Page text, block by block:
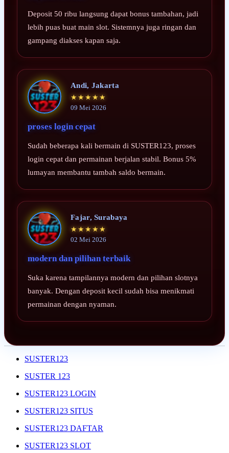
Deposit 50 ribu langsung dapat bonus tambahan, jadi
lebih puas buat main slot. Sistemnya juga ringan dan
gampang diakses kapan saja.
Andi, Jakarta
★★★★★
09 Mei 2026
proses login cepat
Sudah beberapa kali bermain di SUSTER123, proses
login cepat dan permainan berjalan stabil. Bonus 5%
lumayan membantu tambah saldo bermain.
Fajar, Surabaya
★★★★★
02 Mei 2026
modern dan pilihan terbaik
Suka karena tampilannya modern dan pilihan slotnya
banyak. Dengan deposit kecil sudah bisa menikmati
permainan dengan nyaman.
SUSTER123
SUSTER 123
SUSTER123 LOGIN
SUSTER123 SITUS
SUSTER123 DAFTAR
SUSTER123 SLOT